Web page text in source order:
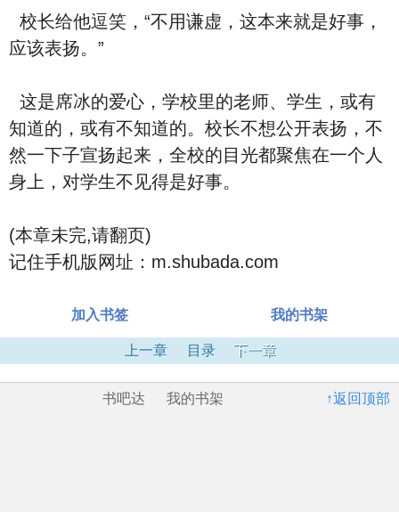
校长给他逗笑，“不用谦虚，这本来就是好事，
应该表扬。”
这是席冰的爱心，学校里的老师、学生，或有
知道的，或有不知道的。校长不想公开表扬，不
然一下子宣扬起来，全校的目光都聚焦在一个人
身上，对学生不见得是好事。
(本章未完,请翻页)
记住手机版网址：m.shubada.com
加入书签 我的书架
上一章 目录 下一章
↑返回顶部
书吧达 我的书架